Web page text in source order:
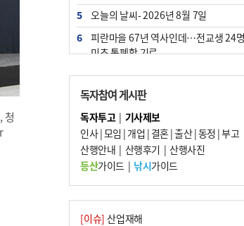
청
5
오늘의 날씨- 2026년 8월 7일
6
피란마을 67년 역사인데…전교생 24
미초 통폐합 기로
7
[사설] 해수부 신청사 북항으로 확정,
수도 도약의 전환점
8
부울경 주말부터 비소식…‘극한 폭염’
꺾일 듯
9
외국인 선원 ‘인신매매 경유지’ 된 부산…
우려가 현실로
10 르노 못 타는 부산시장…관용차 규정
힌 지역기업 응원
독자참여 게시판
독자투고| 기사제보
인사|모임 | 개업 | 결혼|출산|동정 |부고
산행안내 | 산행후기 | 산행사진
등산가이드| 낚시가이드
[이슈] 산업재해